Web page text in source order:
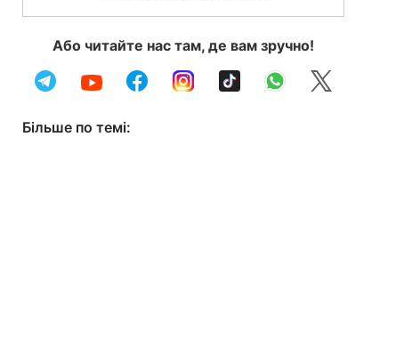
Або читайте нас там, де вам зручно!
Більше по темі: